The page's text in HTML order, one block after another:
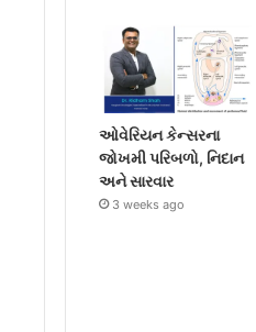
ઓવેરિયન કેન્સરના
જોખમી પરિબળો, નિદાન
અને સારવાર
3 weeks ago